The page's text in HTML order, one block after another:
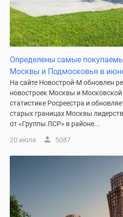
Машино-
места
Апартаменты
#траншевая
ипотека
#рассрочка
ИТ-
ипотека
Квартиры
скидками
Субсидированная
застройщиком
Определены самые
Москвы и Подмосковья в
На сайте Новострой-М обновлен
новостроек Москвы и
статистике Росреестра и
старых границах Москвы
от «Группы ЛСР» в районе...
20 июля 5087